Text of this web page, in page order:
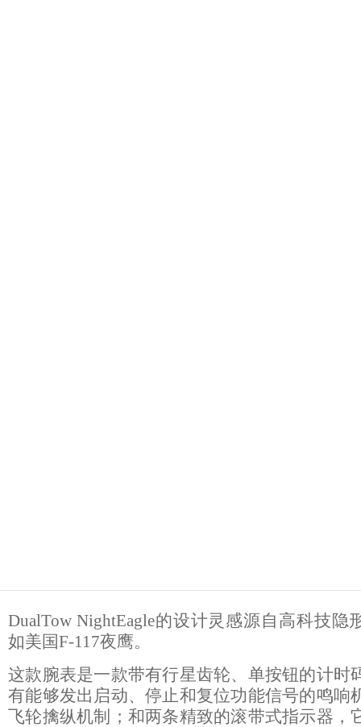
DualTow NightEagle的设计灵感源自高科技隐
如美国F-117夜鹰。
这款腕表是一款带有行星齿轮、单按钮的计时
有能够发出启动、停止和复位功能信号的鸣响
飞轮擒纵机制；和两条精致的滚带式指示器，